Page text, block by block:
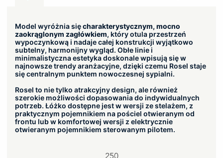
Model wyróżnia sięcharakterystycznym, mocno
zaokrąglonym zagłówkiem, który otula przestrzeń
wypoczynkową i nadaje całej konstrukcji wyjątkowo
subtelny, harmonijny wygląd. Obłe linie i
minimalistyczna estetyka doskonale wpisują się w
najnowsze trendy aranżacyjne, dzięki czemu Rosel staje
się centralnym punktem nowoczesnej sypialni.
Rosel to nie tylko atrakcyjny design, ale również
szerokie możliwości dopasowania do indywidualnych
potrzeb. Łóżko dostępne jest w wersji ze stelażem, z
praktycznym pojemnikiem na pościel otwieranym od
frontu lub w komfortowej wersji z elektrycznie
otwieranym pojemnikiem sterowanym pilotem.